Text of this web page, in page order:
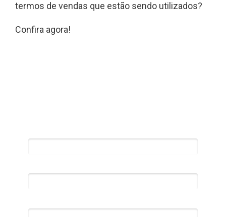
termos de vendas que estão sendo utilizados?
Confira agora!